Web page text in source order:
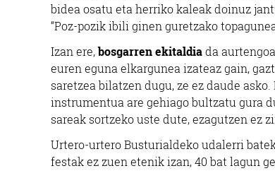
bidea osatu eta herriko kaleak doinuz
“Poz-pozik ibili ginen guretzako
Izan ere,bosgarren ekitaldiada aurtengoa
euren eguna elkargunea izateaz gain,
saretzea bilatzen dugu, ze ez daude
instrumentua are gehiago bultzatu gura
sareak sortzeko uste dute, ezagutzen ez
Urtero-urtero Busturialdeko udalerri
festak ez zuen etenik izan, 40 bat lagun